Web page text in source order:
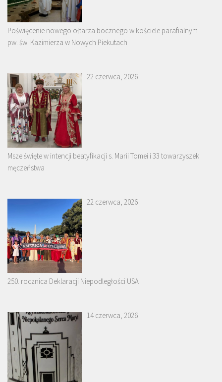
Poświęcenie nowego ołtarza bocznego w kościele parafialnym
pw. św. Kazimierza w Nowych Piekutach
22 czerwca, 2026
Msze święte w intencji beatyfikacji s. Marii Tomei i 33 towarzyszek
męczeństwa
22 czerwca, 2026
250. rocznica Deklaracji Niepodległości USA
14 czerwca, 2026